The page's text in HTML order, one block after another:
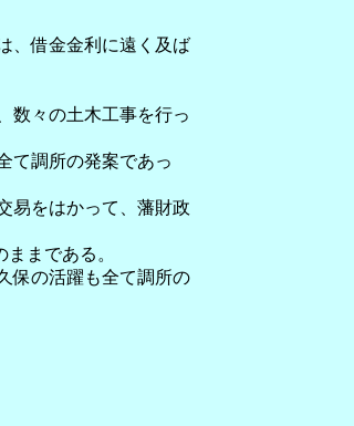
、借金金利に遠く及ば
数々の土木工事を行っ
て調所の発案であっ
易をはかって、藩財政
まである。
保の活躍も全て調所の